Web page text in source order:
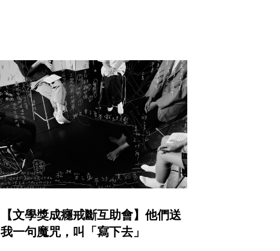
【文學獎成癮戒斷互助會】他們送
我一句魔咒，叫「寫下去」